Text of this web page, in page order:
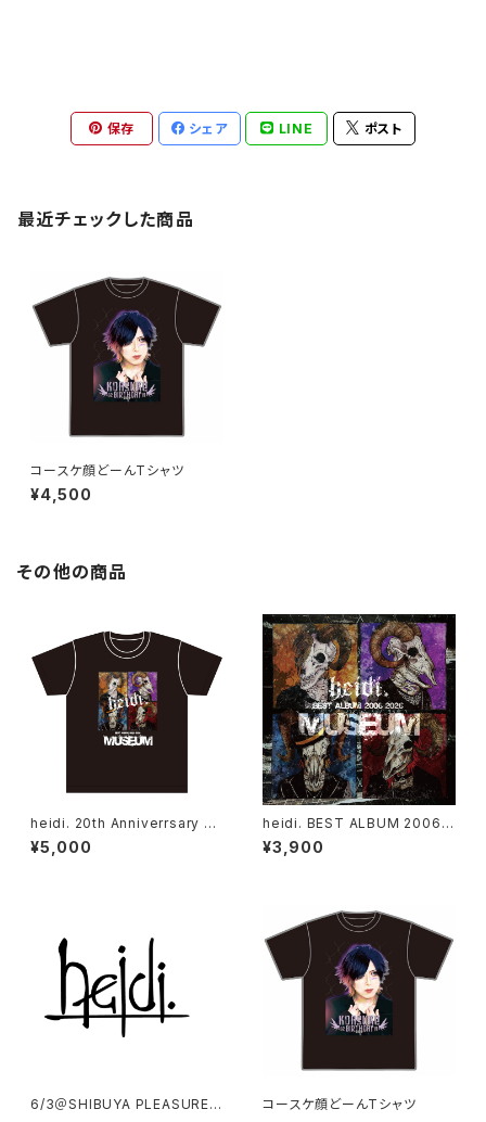
保存 シェア LINE ポスト
最近チェックした商品
コースケ顔どーんTシャツ
¥4,500
その他の商品
heidi. 20th Anniverrsary T
シャツ
¥5,000
heidi. BEST ALBUM 2006-
2026「MUSEUM」
¥3,900
6/3＠SHIBUYA PLEASURE P
コースケ顔どーんTシャツ